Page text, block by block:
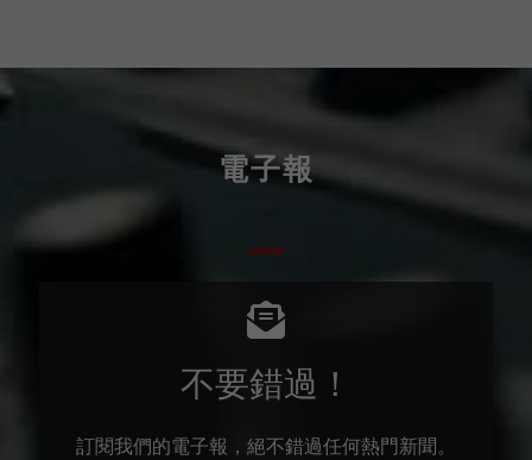
電子報
不要錯過！
訂閱我們的電子報，絕不錯過任何熱門新聞。